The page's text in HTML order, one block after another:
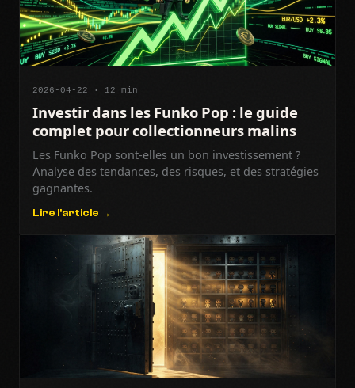
2026-04-22 · 12 min
Investir dans les Funko Pop : le guide
complet pour collectionneurs malins
Les Funko Pop sont-elles un bon investissement ?
Analyse des tendances, des risques, et des stratégies
gagnantes.
Lire l'article →